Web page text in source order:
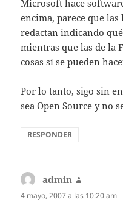
Microsoft hace
encima, parece que
redactan indicando
mientras que las de la
cosas sí se pueden
Por lo tanto, sigo sin
sea Open Source y no
RESPONDER
admin
4 mayo, 2007 a las 10:20 am